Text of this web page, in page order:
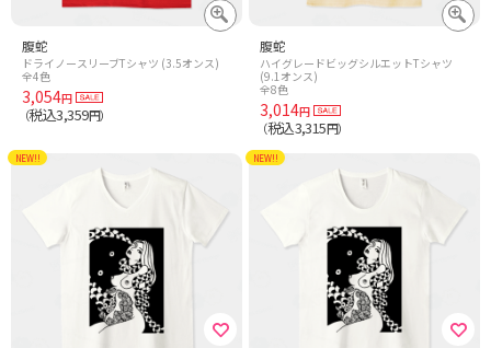
腹蛇
ドライノースリーブTシャツ (3.5オンス)
全4色
3,054円
（税込3,359円）
腹蛇
ハイグレードビッグシルエットTシャツ
(9.1オンス)
全8色
3,014円
（税込3,315円）
NEW!! NEW!!